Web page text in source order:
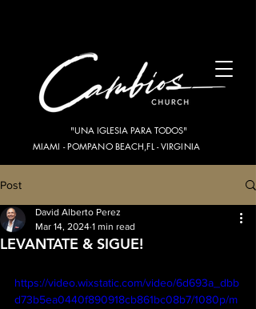
"UNA IGLESIA PARA TODOS"
MIAMI - POMPANO BEACH,FL - VIRGINIA
Post
LEVANTATE & SIGUE!
David Alberto Perez
Mar 14, 2024 1 min read
https://video.wixstatic.com/video/6d693a_dbb
d73b5ea0440f890918cb861bc08b7/1080p/m